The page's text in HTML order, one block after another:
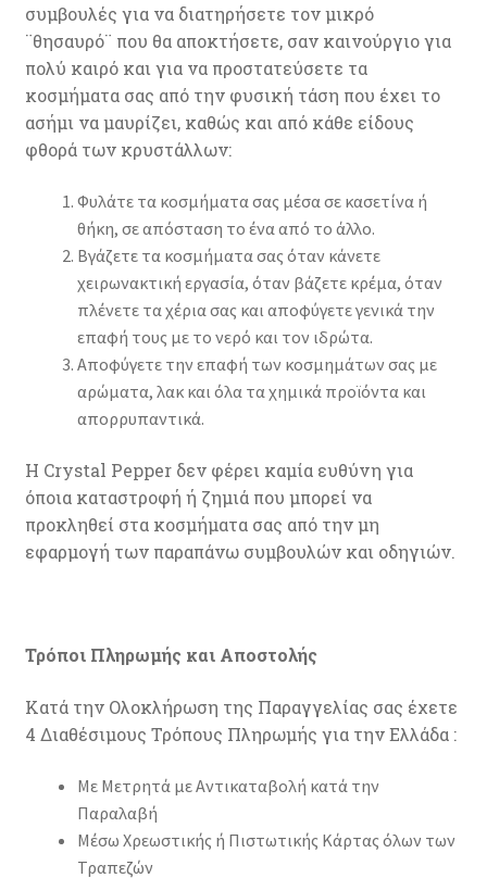
συμβουλές για να διατηρήσετε τον μικρό
¨θησαυρό¨ που θα αποκτήσετε, σαν καινούργιο για
πολύ καιρό και για να προστατεύσετε τα
κοσμήματα σας από την φυσική τάση που έχει το
ασήμι να μαυρίζει, καθώς και από κάθε είδους
φθορά των κρυστάλλων:
Φυλάτε τα κοσμήματα σας μέσα σε κασετίνα ή
θήκη, σε απόσταση το ένα από το άλλο.
Βγάζετε τα κοσμήματα σας όταν κάνετε
χειρωνακτική εργασία, όταν βάζετε κρέμα, όταν
πλένετε τα χέρια σας και αποφύγετε γενικά την
επαφή τους με το νερό και τον ιδρώτα.
Αποφύγετε την επαφή των κοσμημάτων σας με
αρώματα, λακ και όλα τα χημικά προϊόντα και
απορρυπαντικά.
Η Crystal Pepper δεν φέρει καμία ευθύνη για
όποια καταστροφή ή ζημιά που μπορεί να
προκληθεί στα κοσμήματα σας από την μη
εφαρμογή των παραπάνω συμβουλών και οδηγιών.
Τρόποι Πληρωμής και Αποστολής
Κατά την Ολοκλήρωση της Παραγγελίας σας έχετε
4 Διαθέσιμους Τρόπους Πληρωμής για την Ελλάδα :
Με Μετρητά με Αντικαταβολή κατά την
Παραλαβή
Μέσω Χρεωστικής ή Πιστωτικής Κάρτας όλων των
Τραπεζών